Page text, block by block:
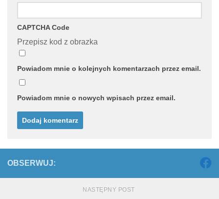
CAPTCHA Code
Przepisz kod z obrazka
Powiadom mnie o kolejnych komentarzach przez email.
Powiadom mnie o nowych wpisach przez email.
OBSERWUJ:
NASTĘPNY POST